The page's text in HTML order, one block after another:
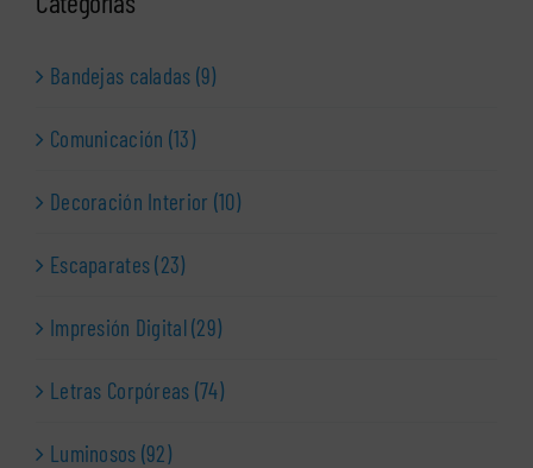
Bandejas caladas (9)
Comunicación (13)
Decoración Interior (10)
Escaparates (23)
Impresión Digital (29)
Letras Corpóreas (74)
Luminosos (92)